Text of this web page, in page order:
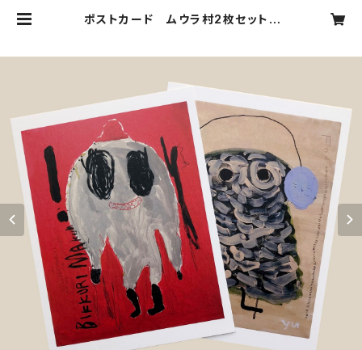
ポストカード ムウラ村2枚セット |